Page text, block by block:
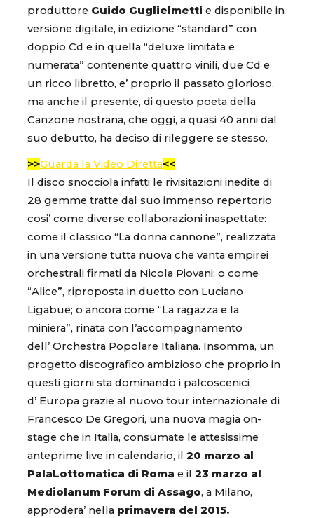
produttore Guido Guglielmetti e disponibile in
versione digitale, in edizione “standard” con
doppio Cd e in quella “deluxe limitata e
numerata” contenente quattro vinili, due Cd e
un ricco libretto, e’ proprio il passato glorioso,
ma anche il presente, di questo poeta della
Canzone nostrana, che oggi, a quasi 40 anni dal
suo debutto, ha deciso di rileggere se stesso.
>>Guarda la Video Diretta<<
Il disco snocciola infatti le rivisitazioni inedite di
28 gemme tratte dal suo immenso repertorio
cosi’ come diverse collaborazioni inaspettate:
come il classico “La donna cannone”, realizzata
in una versione tutta nuova che vanta empirei
orchestrali firmati da Nicola Piovani; o come
“Alice”, riproposta in duetto con Luciano
Ligabue; o ancora come “La ragazza e la
miniera”, rinata con l’accompagnamento
dell’ Orchestra Popolare Italiana. Insomma, un
progetto discografico ambizioso che proprio in
questi giorni sta dominando i palcoscenici
d’ Europa grazie al nuovo tour internazionale di
Francesco De Gregori, una nuova magia on-
stage che in Italia, consumate le attesissime
anteprime live in calendario, il 20 marzo al
PalaLottomatica di Roma e il 23 marzo al
Mediolanum Forum di Assago, a Milano,
approdera’ nella primavera del 2015.